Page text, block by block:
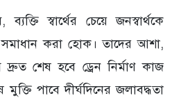
স্বার্থের চেয়ে জনস্বার্থকে
সমাধান করা হোক। তাদের আশা,
দ্রুত শেষ হবে ড্রেন নির্মাণ কাজ
পাবে দীর্ঘদিনের জলাবদ্ধতা